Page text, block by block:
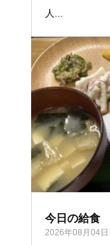
人...
今日の給食
2026年08月04日